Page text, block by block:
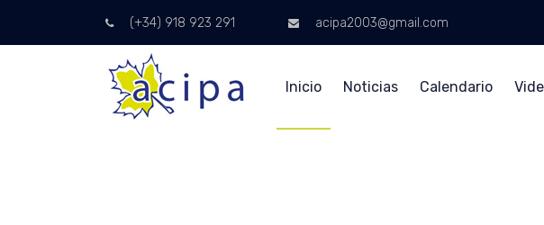
(+34) 918 923 291 acipa2003@gmail.com
Inicio Noticias Calendario